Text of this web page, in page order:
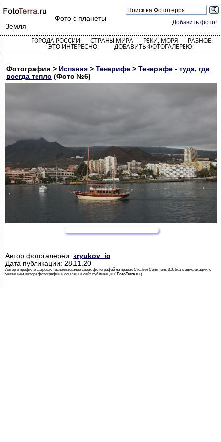
Добавить фото!
Фото с планеты
Земля
ГОРОДА РОССИИ СТРАНЫ МИРА РЕКИ, МОРЯ РАЗНОЕ
ЭТО ИНТЕРЕСНО ДОБАВИТЬ ФОТОГАЛЕРЕЮ!
Фотографии > Испания > Тенерифе > Тенерифе - туда, где
всегда тепло (Фото №6)
Автор фотогалереи: kryukov_io
Дата публикации: 28.11.20
Автор в профиле разрешил использование своих фотографий на правах Creative Commons 3.0, без модификации, с
указанием автора фотографии и ссылки на сайт публикации ( FotoTerra.ru )